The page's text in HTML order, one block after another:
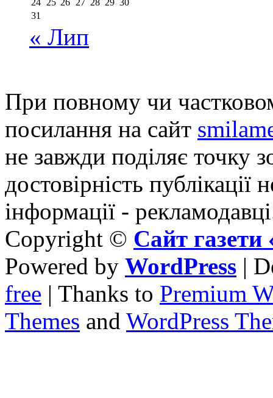
24 25 26 27 28 29 30
31
« Лип
При повному чи
посилання на сайт
не завжди поділяє точку
достовірність публікації
інформації -
Copyright © Сайт
Powered by WordPress |
free | Thanks to Premium
Themes and WordPress